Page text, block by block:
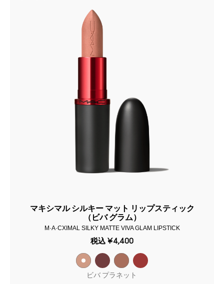
マキシマル シルキー マット リップスティック
（ビバ グラム）
M·A·CXIMAL SILKY MATTE VIVA GLAM LIPSTICK
税込 ¥4,400
ビバ プラネット